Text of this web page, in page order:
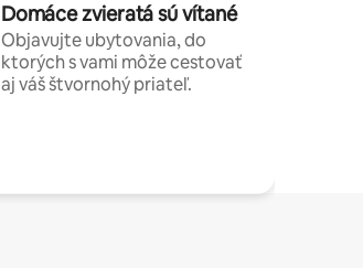
Domáce zvieratá sú vítané
Objavujte ubytovania, do
ktorých s vami môže cestovať
aj váš štvornohý priateľ.